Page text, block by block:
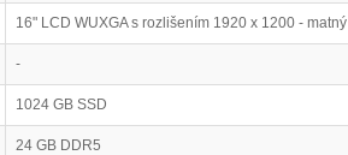
16" LCD WUXGA s rozlišením 1920 x 1200 - matný
-
1024 GB SSD
24 GB DDR5